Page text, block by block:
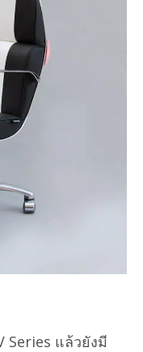
Series แล้วยังมี